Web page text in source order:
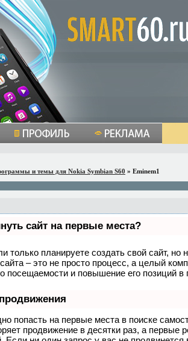
и темы для Nokia Symbian S60 » Eminem1
сайт на первые места?
только планируете создать свой сайт, но
– это не просто процесс, а целый
посещаемости и повышение его позиций в
попасть на первые места в поиске
продвижение в десятки раз, а первые